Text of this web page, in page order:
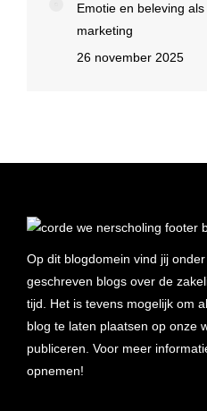
Emotie en beleving
marketing
26 november 2025
Op dit blogdomein vind jij
geschreven blogs over de
tijd. Het is tevens mogelijk om
blog te laten plaatsen op onze
publiceren. Voor meer
opnemen!